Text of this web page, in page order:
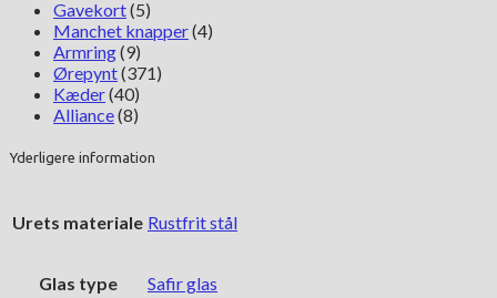
Gavekort(5)
Manchet knapper(4)
Armring(9)
Ørepynt(371)
Kæder(40)
Alliance(8)
Yderligere information
Urets materiale Rustfrit stål
Glas type Safir glas